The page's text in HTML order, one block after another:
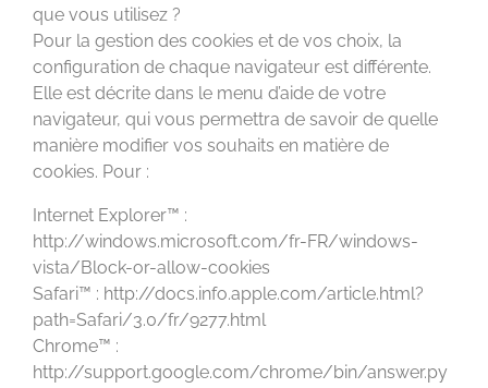
que vous utilisez ?
Pour la gestion des cookies et de vos choix, la
configuration de chaque navigateur est différente.
Elle est décrite dans le menu d’aide de votre
navigateur, qui vous permettra de savoir de quelle
manière modifier vos souhaits en matière de
cookies. Pour :
Internet Explorer™ :
http://windows.microsoft.com/fr-FR/windows-
vista/Block-or-allow-cookies
Safari™ : http://docs.info.apple.com/article.html?
path=Safari/3.0/fr/9277.html
Chrome™ :
http://support.google.com/chrome/bin/answer.py